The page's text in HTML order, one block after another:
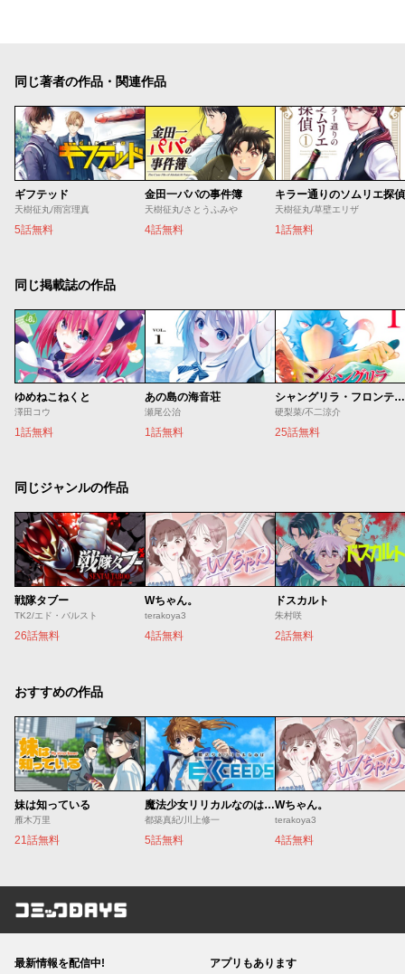
同じ著者の作品・関連作品
ギフテッド
天樹征丸/雨宮理真
5話無料
金田一パパの事件簿
天樹征丸/さとうふみや
4話無料
キラー通りのソムリエ探偵
天樹征丸/草壁エリザ
1話無料
同じ掲載誌の作品
ゆめねこねくと
澤田コウ
1話無料
あの島の海音荘
瀬尾公治
1話無料
シャングリラ・フロンティア
硬梨菜/不二涼介
25話無料
同じジャンルの作品
戦隊タブー
TK2/エド・バルスト
26話無料
Wちゃん。
terakoya3
4話無料
ドスカルト
朱村咲
2話無料
おすすめの作品
妹は知っている
雁木万里
21話無料
魔法少女リリカルなのは EXCEEDS
都築真紀/川上修一
5話無料
Wちゃん。
terakoya3
4話無料
コミックDAYS
最新情報を配信中! アプリもあります